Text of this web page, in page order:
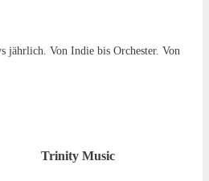
jährlich. Von Indie bis Orchester. Von
Trinity Music